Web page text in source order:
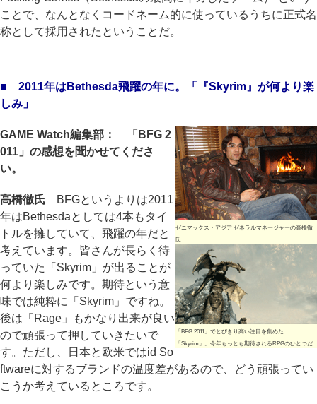
ことで、なんとなくコードネーム的に使っているうちに正式名
称として採用されたということだ。
■ 2011年はBethesda飛躍の年に。「『Skyrim』が何より楽
しみ」
ゼニマックス・アジア ゼネラルマネージャーの高橋徹
氏
「BFG 2011」でとびきり高い注目を集めた
「Skyrim」。今年もっとも期待されるRPGのひとつだ
GAME Watch編集部： 「BFG 2
011」の感想を聞かせてくださ
い。
高橋徹氏 BFGというよりは2011
年はBethesdaとしては4本もタイ
トルを擁していて、飛躍の年だと
考えています。皆さんが長らく待
っていた「Skyrim」が出ることが
何より楽しみです。期待という意
味では純粋に「Skyrim」ですね。
後は「Rage」もかなり出来が良い
ので頑張って押していきたいで
す。ただし、日本と欧米ではid So
ftwareに対するブランドの温度差があるので、どう頑張ってい
こうか考えているところです。